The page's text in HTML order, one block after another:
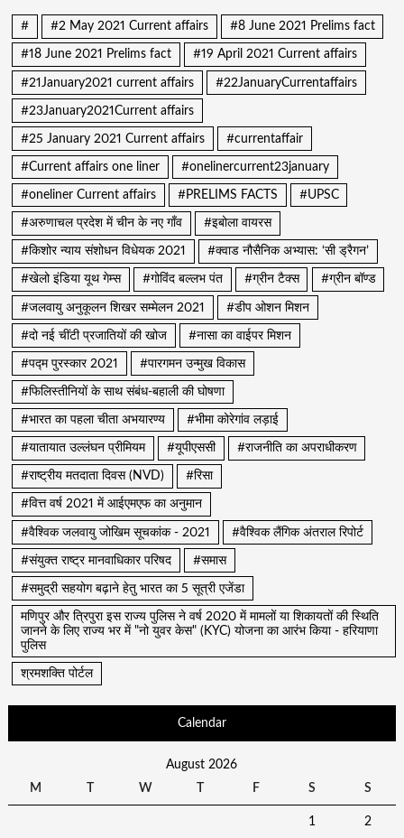
# #2 May 2021 Current affairs #8 June 2021 Prelims fact
#18 June 2021 Prelims fact #19 April 2021 Current affairs
#21January2021 current affairs #22JanuaryCurrentaffairs
#23January2021Current affairs
#25 January 2021 Current affairs #currentaffair
#Current affairs one liner #onelinercurrent23january
#oneliner Current affairs #PRELIMS FACTS #UPSC
#अरुणाचल प्रदेश में चीन के नए गाँव #इबोला वायरस
#किशोर न्याय संशोधन विधेयक 2021 #क्वाड नौसैनिक अभ्यास: ‘सी ड्रैगन’
#खेलो इंडिया यूथ गेम्स #गोविंद बल्लभ पंत #ग्रीन टैक्स #ग्रीन बॉण्ड
#जलवायु अनुकूलन शिखर सम्मेलन 2021 #डीप ओशन मिशन
#दो नई चींटी प्रजातियों की खोज #नासा का वाईपर मिशन
#पद्म पुरस्कार 2021 #पारगमन उन्मुख विकास
#फिलिस्तीनियों के साथ संबंध-बहाली की घोषणा
#भारत का पहला चीता अभयारण्य #भीमा कोरेगांव लड़ाई
#यातायात उल्लंघन प्रीमियम #यूपीएससी #राजनीति का अपराधीकरण
#राष्ट्रीय मतदाता दिवस (NVD) #रिसा
#वित्त वर्ष 2021 में आईएमएफ का अनुमान
#वैश्विक जलवायु जोखिम सूचकांक - 2021 #वैश्विक लैंगिक अंतराल रिपोर्ट
#संयुक्त राष्ट्र मानवाधिकार परिषद #समास
#समुद्री सहयोग बढ़ाने हेतु भारत का 5 सूत्री एजेंडा
मणिपुर और त्रिपुरा इस राज्य पुलिस ने वर्ष 2020 में मामलों या शिकायतों की स्थिति
जानने के लिए राज्य भर में "नो युवर केस" (KYC) योजना का आरंभ किया - हरियाणा
पुलिस
श्रमशक्ति पोर्टल
Calendar
August 2026
M
T W T F S S
1 2